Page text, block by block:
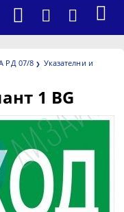
РД 07/8
Указателни и
1 BG